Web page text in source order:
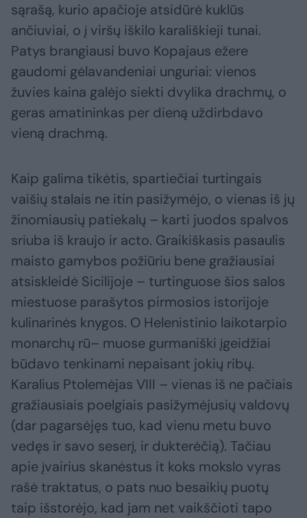
sąrašą, kurio apačioje atsidūrė kuklūs
ančiuviai, o į viršų iškilo karališkieji tunai.
Patys brangiausi buvo Kopajaus ežere
gaudomi gėlavandeniai unguriai: vienos
žuvies kaina galėjo siekti dvylika drachmų, o
geras amatininkas per dieną uždirbdavo
vieną drachmą.
Kaip galima tikėtis, spartiečiai turtingais
vaišių stalais ne itin pasižymėjo, o vienas iš jų
žinomiausių patiekalų – karti juodos spalvos
sriuba iš kraujo ir acto. Graikiškasis pasaulis
maisto gamybos požiūriu bene gražiausiai
atsiskleidė Sicilijoje – turtinguose šios salos
miestuose parašytos pirmosios istorijoje
kulinarinės knygos. O Helenistinio laikotarpio
monarchų rū– muose gurmaniški įgeidžiai
būdavo tenkinami nepaisant jokių ribų.
Karalius Ptolemėjas VIII – vienas iš ne pačiais
gražiausiais poelgiais pasižymėjusių valdovų
(dar pagarsėjęs tuo, kad vienu metu buvo
vedęs ir savo seserį, ir dukterėčią). Tačiau
apie įvairius skanėstus it koks mokslo vyras
rašė traktatus, o pats nuo besaikių puotų
taip išstorėjo, kad jam net vaikščioti tapo